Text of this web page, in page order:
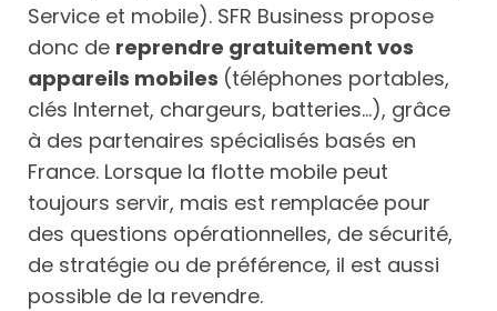
Service et mobile). SFR Business propose
donc de reprendre gratuitement vos
appareils mobiles (téléphones portables,
clés Internet, chargeurs, batteries…), grâce
à des partenaires spécialisés basés en
France. Lorsque la flotte mobile peut
toujours servir, mais est remplacée pour
des questions opérationnelles, de sécurité,
de stratégie ou de préférence, il est aussi
possible de la revendre.